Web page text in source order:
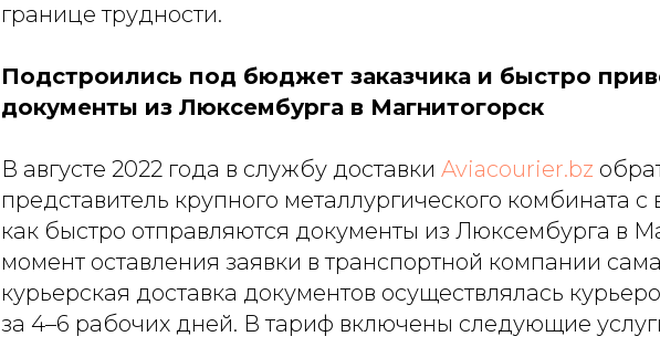
границе трудности.
Подстроились под бюджет заказчика и быстро
документы из Люксембурга в Магнитогорск
В августе 2022 года в службу доставки Aviacourier.bz
представитель крупного металлургического комбината с
как быстро отправляются документы из Люксембурга в
момент оставления заявки в транспортной компании
курьерская доставка документов осуществлялась
за 4–6 рабочих дней. В тариф включены следующие